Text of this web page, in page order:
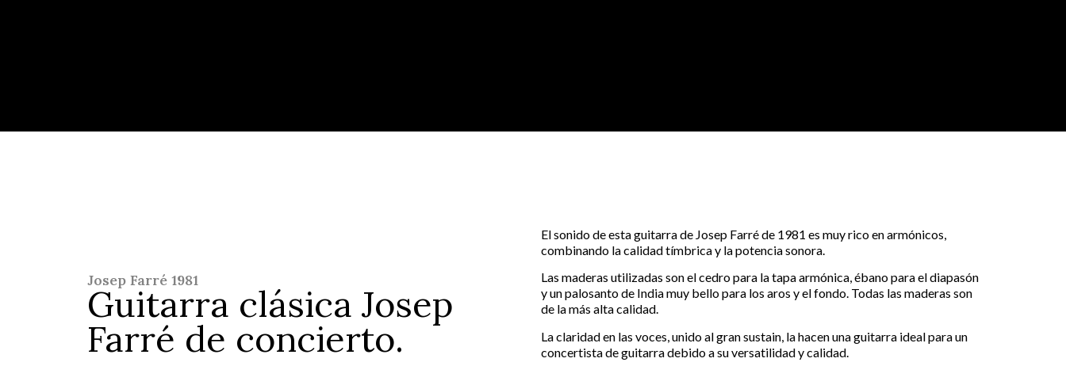
Josep Farré 1981
Guitarra clásica Josep
Farré de concierto.
El sonido de esta guitarra de Josep Farré de 1981 es muy rico en armónicos,
combinando la calidad tímbrica y la potencia sonora.
Las maderas utilizadas son el cedro para la tapa armónica, ébano para el diapasón
y un palosanto de India muy bello para los aros y el fondo. Todas las maderas son
de la más alta calidad.
La claridad en las voces, unido al gran sustain, la hacen una guitarra ideal para un
concertista de guitarra debido a su versatilidad y calidad.